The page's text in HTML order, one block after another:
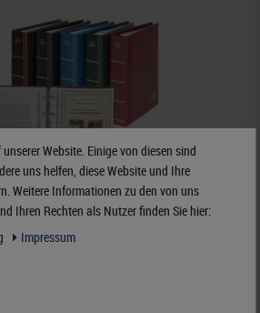
Website. Einige von diesen sind
uns helfen, diese Website und Ihre
Weitere Informationen zu den von uns
Ihren Rechten als Nutzer finden Sie hier:
Impressum